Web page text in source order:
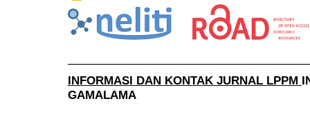
INFORMASI DAN KONTAK JURNAL LPPM
GAMALAMA